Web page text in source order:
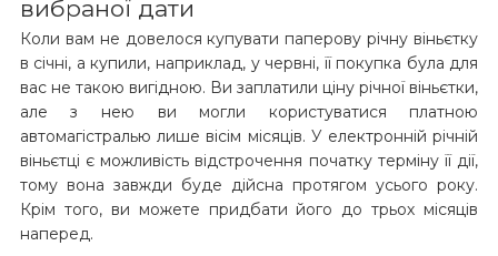
вибраної дати
Коли вам не довелося купувати паперову річну віньєтку
в січні, а купили, наприклад, у червні, її покупка була для
вас не такою вигідною. Ви заплатили ціну річної віньєтки,
але з нею ви могли користуватися платною
автомагістралью лише вісім місяців. У електронній річній
віньєтці є можливість відстрочення початку терміну її дії,
тому вона завжди буде дійсна протягом усього року.
Крім того, ви можете придбати його до трьох місяців
наперед.